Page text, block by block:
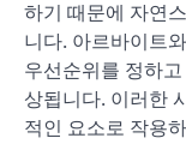
하기 때문에 자연
니다. 아르바이트
우선순위를 정하
상됩니다. 이러한
적인 요소로 작용